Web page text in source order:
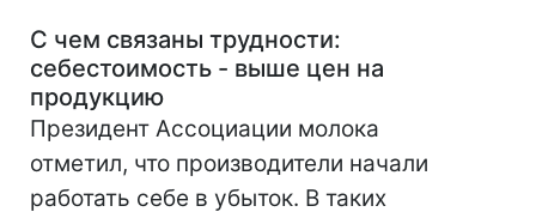
С чем связаны трудности:
себестоимость - выше цен на
продукцию
Президент Ассоциации молока
отметил, что производители начали
работать себе в убыток. В таких